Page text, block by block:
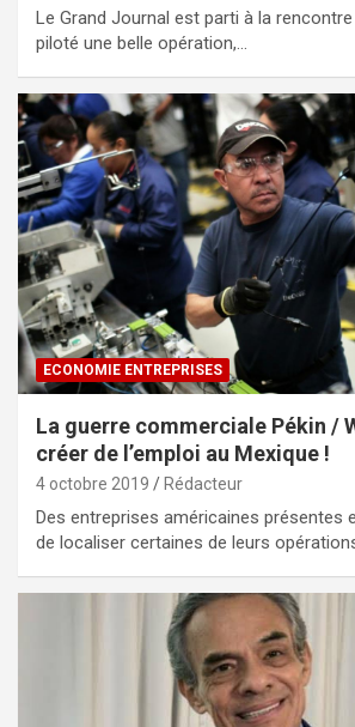
Le Grand Journal est parti à la
piloté une belle opération,…
ECONOMIE ENTREPRISES
La guerre commerciale Pékin /
créer de l’emploi au Mexique !
4 octobre 2019 Rédacteur
Des entreprises américaines présentes
de localiser certaines de leurs